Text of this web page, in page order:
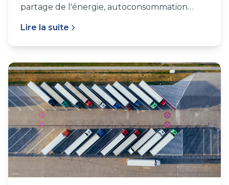
partage de l'énergie, autoconsommation
Lire la suite